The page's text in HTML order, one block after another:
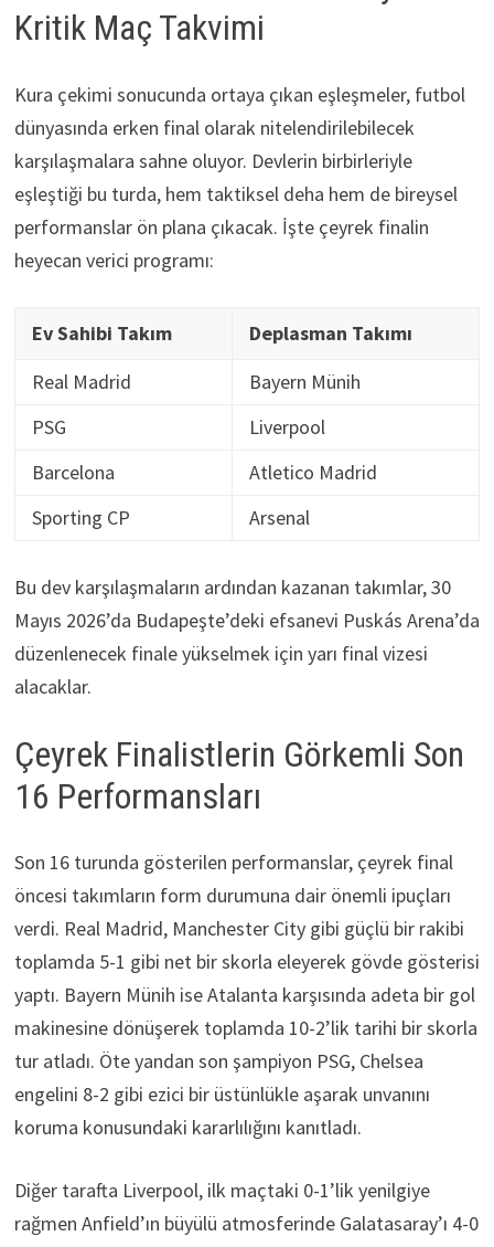
Kritik Maç Takvimi
Kura çekimi sonucunda ortaya çıkan eşleşmeler, futbol
dünyasında erken final olarak nitelendirilebilecek
karşılaşmalara sahne oluyor. Devlerin birbirleriyle
eşleştiği bu turda, hem taktiksel deha hem de bireysel
performanslar ön plana çıkacak. İşte çeyrek finalin
heyecan verici programı:
Ev Sahibi Takım
Deplasman Takımı
Real Madrid
Bayern Münih
PSG
Liverpool
Barcelona
Atletico Madrid
Sporting CP
Arsenal
Bu dev karşılaşmaların ardından kazanan takımlar, 30
Mayıs 2026’da Budapeşte’deki efsanevi Puskás Arena’da
düzenlenecek finale yükselmek için yarı final vizesi
alacaklar.
Çeyrek Finalistlerin Görkemli Son
16 Performansları
Son 16 turunda gösterilen performanslar, çeyrek final
öncesi takımların form durumuna dair önemli ipuçları
verdi. Real Madrid, Manchester City gibi güçlü bir rakibi
toplamda 5-1 gibi net bir skorla eleyerek gövde gösterisi
yaptı. Bayern Münih ise Atalanta karşısında adeta bir gol
makinesine dönüşerek toplamda 10-2’lik tarihi bir skorla
tur atladı. Öte yandan son şampiyon PSG, Chelsea
engelini 8-2 gibi ezici bir üstünlükle aşarak unvanını
koruma konusundaki kararlılığını kanıtladı.
Diğer tarafta Liverpool, ilk maçtaki 0-1’lik yenilgiye
rağmen Anfield’ın büyülü atmosferinde Galatasaray’ı 4-0